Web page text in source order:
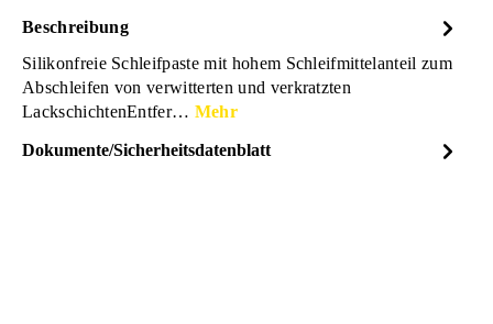
Beschreibung
Silikonfreie Schleifpaste mit hohem Schleifmittelanteil zum
Abschleifen von verwitterten und verkratzten
LackschichtenEntfer… Mehr
Dokumente/Sicherheitsdatenblatt